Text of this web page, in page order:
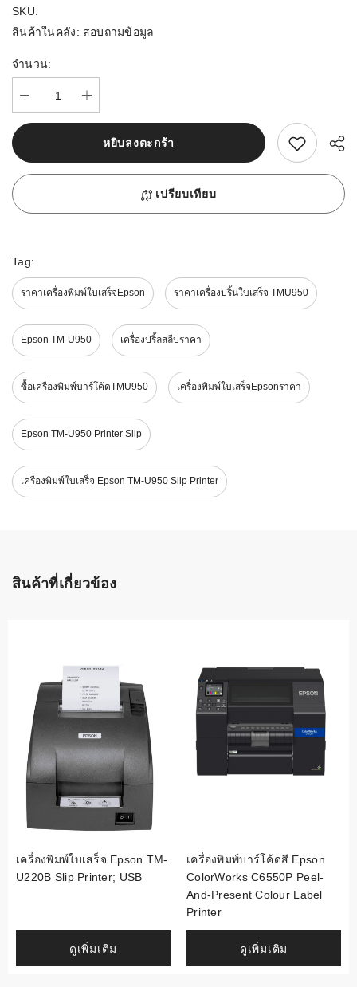
SKU:
สินค้าในคลัง: สอบถามข้อมูล
จำนวน:
หยิบลงตะกร้า สนใจสิ้นค้านี้
เปรียบเทียบ
Tag:
ราคาเครื่องพิมพ์ใบเสร็จEpson ราคาเครื่องปริ้นใบเสร็จ TMU950
Epson TM-U950 เครื่องปริ้ลสลีปราคา
ซื้อเครื่องพิมพ์บาร์โค้ดTMU950 เครื่องพิมพ์ใบเสร็จEpsonราคา
Epson TM-U950 Printer Slip
เครื่องพิมพ์ใบเสร็จ Epson TM-U950 Slip Printer
สินค้าที่เกี่ยวข้อง
เครื่องพิมพ์ใบเสร็จ Epson TM-
U220B Slip Printer; USB
ดูเพิ่มเติม
เครื่องพิมพ์บาร์โค้ดสี Epson
ColorWorks C6550P Peel-
And-Present Colour Label
Printer
ดูเพิ่มเติม